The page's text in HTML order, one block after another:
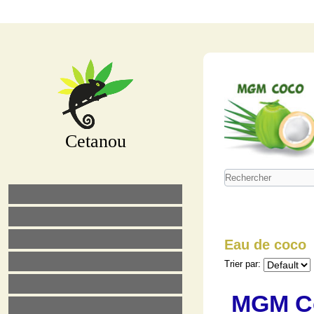
Cetanou
Eau de coco
Trier par:
MGM